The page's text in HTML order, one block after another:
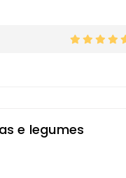
e legumes